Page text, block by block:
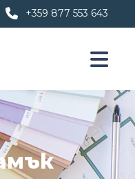
+359 877 553 643